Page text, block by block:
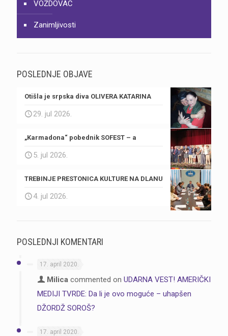
VOŽDOVAC
Zanimljivosti
POSLEDNJE OBJAVE
Otišla je srpska diva OLIVERA KATARINA
29. jul 2026.
„Karmadona“ pobednik SOFEST – a
5. jul 2026.
TREBINJE PRESTONICA KULTURE NA DLANU
4. jul 2026.
POSLEDNJI KOMENTARI
17. april 2020.
Milica commented on UDARNA VEST! AMERIČKI
MEDIJI TVRDE: Da li je ovo moguće – uhapšen
DŽORDŽ SOROŠ?
17. april 2020.